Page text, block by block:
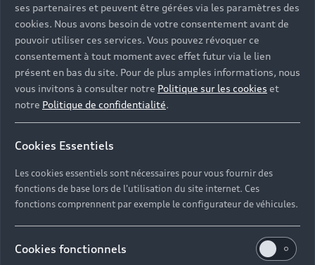
Les réponses à vos
questions
Découvrez les réponses à vos diverses questions
immédiatement disponibles avec Audi.
ses partenaires et peuvent être gérées via les paramètres des
cookies. Nous avons besoin de votre consentement avant de
pouvoir utiliser ces services. Vous pouvez révoquer ce
consentement à tout moment avec effet futur via le lien
présent en bas du site. Pour de plus amples informations, nous
vous invitons à consulter notre Politique sur les cookies et
notre Politique de confidentialité.
Cookies Essentiels
Les cookies essentiels sont nécessaires pour vous fournir des
fonctions de base lors de l'utilisation du site internet. Ces
fonctions comprennent par exemple le configurateur de véhicules.
Cookies fonctionnels